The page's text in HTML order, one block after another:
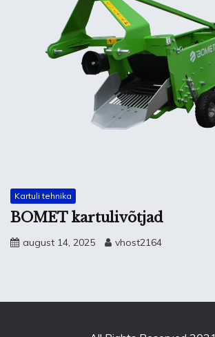
Kartuli tehnika
BOMET kartulivõtjad
august 14, 2025 vhost2164